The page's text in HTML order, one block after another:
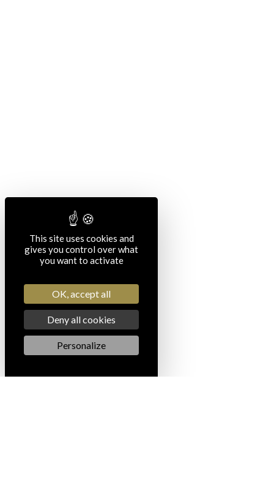
This site uses cookies and
gives you control over what
you want to activate
OK, accept all
Deny all cookies
Personalize